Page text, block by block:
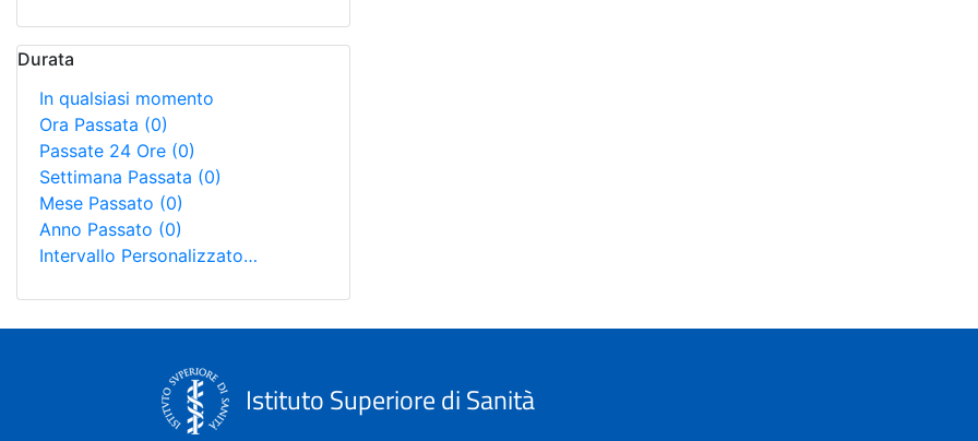
Durata
In qualsiasi momento
Ora Passata (0)
Passate 24 Ore (0)
Settimana Passata (0)
Mese Passato (0)
Anno Passato (0)
Intervallo Personalizzato…
Istituto Superiore di Sanità